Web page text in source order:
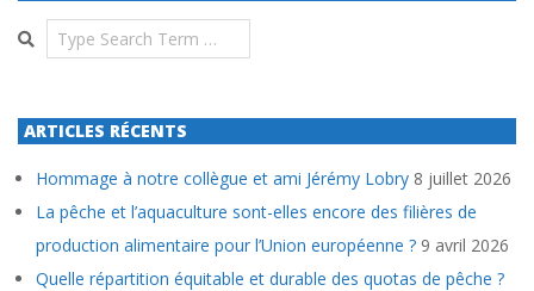
Search
ARTICLES RÉCENTS
Hommage à notre collègue et ami Jérémy Lobry 8 juillet 2026
La pêche et l’aquaculture sont-elles encore des filières de
production alimentaire pour l’Union européenne ? 9 avril 2026
Quelle répartition équitable et durable des quotas de pêche ?